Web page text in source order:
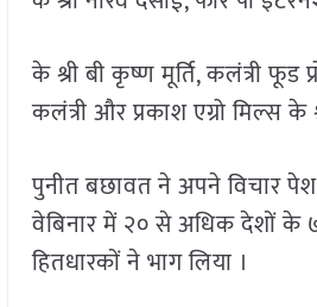
के श्री बी कृष्ण मूर्ति, कलंत्री फूड
कलंत्री और प्रकाश एग्रो मिल्स के
पुनीत बछावत ने अपने विचार
वेबिनार में २० से अधिक देशों
हितधारकों ने भाग लिया ।